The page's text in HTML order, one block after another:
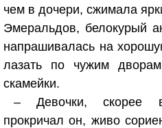
чем в дочери, сжимала
Эмеральдов, белокурый
напрашивалась на
лазать по чужим
скамейки.
– Девочки, скорее
прокричал он, живо